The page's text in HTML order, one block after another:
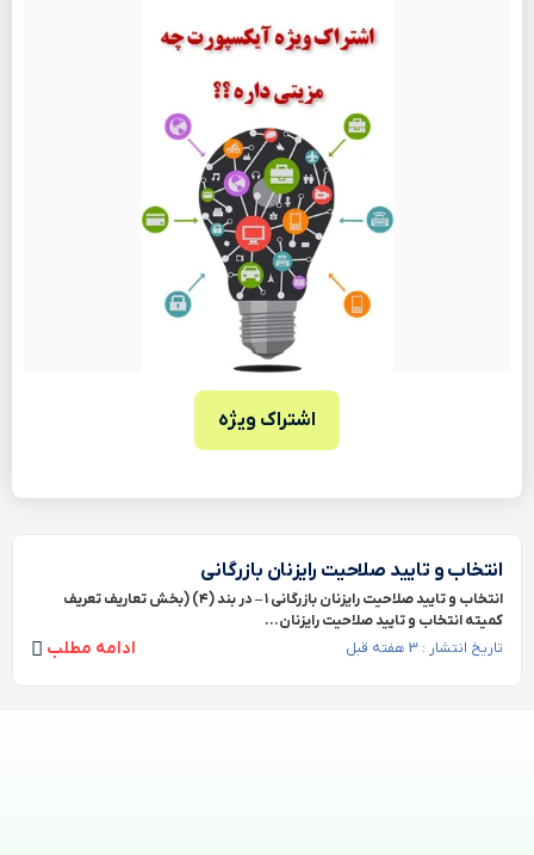
اشتراک ویژه
انتخاب و تایید صلاحیت رایزنان بازرگانی
انتخاب و تایید صلاحیت رایزنان بازرگانی ۱ – در بند (۴) (بخش تعاریف تعریف
کمیته انتخاب و تایید صلاحیت رایزنان...
ادامه مطلب تاریخ انتشار : 3 هفته قبل